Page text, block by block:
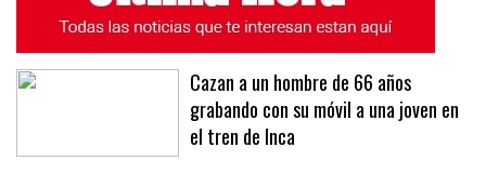
Cazan a un hombre de 66 años
grabando con su móvil a una joven en
el tren de Inca